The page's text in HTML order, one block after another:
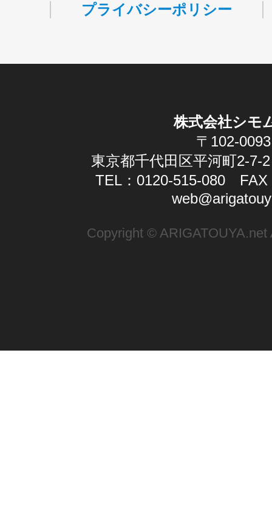
プライバシーポリシー
株式会社シモ
〒102-0093
東京都千代田区平河町2-7-
TEL：0120-515-080 FAX
Copyright ©